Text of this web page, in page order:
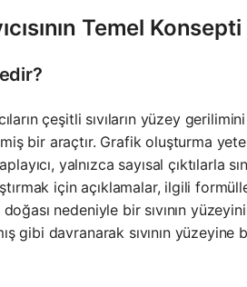
Temel Konsepti
çeşitli sıvıların yüzey
bir araçtır. Grafik oluşturma
yalnızca sayısal çıktılarla
için açıklamalar, ilgili
nedeniyle bir sıvının
gibi davranarak sıvının